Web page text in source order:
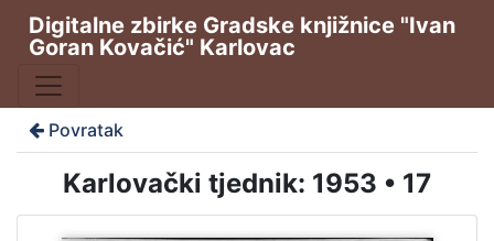
Digitalne zbirke Gradske knjižnice "Ivan
Goran Kovačić" Karlovac
Povratak
Karlovački tjednik: 1953 • 17